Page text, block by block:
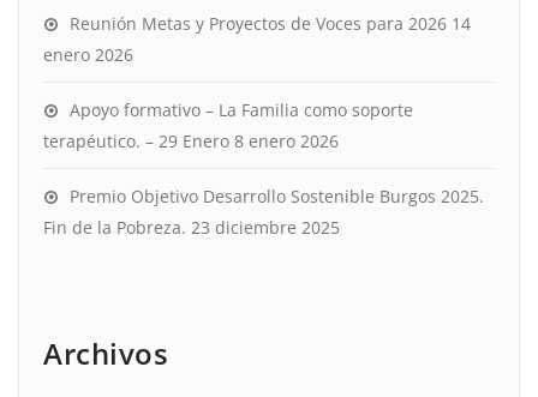
Reunión Metas y Proyectos de Voces para 2026 14
enero 2026
Apoyo formativo – La Familia como soporte
terapéutico. – 29 Enero 8 enero 2026
Premio Objetivo Desarrollo Sostenible Burgos 2025.
Fin de la Pobreza. 23 diciembre 2025
Archivos